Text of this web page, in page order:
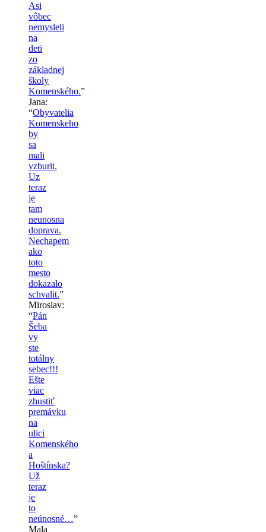
Asi
vôbec
nemysleli
na
deti
zo
základnej
školy
Komenského.”
Jana:
“Obyvatelia
Komenskeho
by
sa
mali
vzburit.
Uz
teraz
je
tam
neunosna
doprava.
Nechapem
ako
toto
mesto
dokazalo
schvalit.”
Miroslav:
“Pán
Šeba
vy
ste
totálny
sebec!!!
Ešte
viac
zhustiť
premávku
na
ulici
Komenského
a
Hoštínska?
Už
teraz
je
to
neúnosné…”
Mala